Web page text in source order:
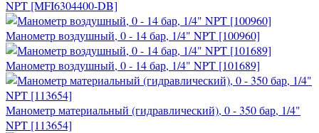
NPT [MFI6304400-DB]
Манометр воздушный, 0 - 14 бар, 1/4" NPT [100960]
Манометр воздушный, 0 - 14 бар, 1/4" NPT [101689]
Манометр материальный (гидравлический), 0 - 350 бар, 1/4"
NPT [113654]